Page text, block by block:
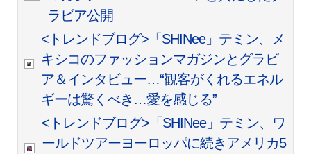
ラビア公開
<トレンドブログ>「SHINee」テミン、メ
キシコのファッションマガジンとグラビ
ア＆インタビュー…“観客がくれるエネル
ギーは驚くべき…愛を感じる”
<トレンドブログ>「SHINee」テミン、ワ
ールドツアーヨーロッパに続きアメリカ5